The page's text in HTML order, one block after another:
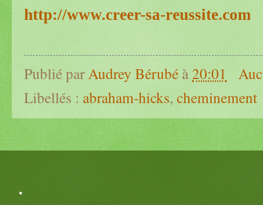
http://www.creer-sa-reussite.com
Publié parAudrey Bérubé à20:01
Libellés : abraham-hicks, cheminement
.